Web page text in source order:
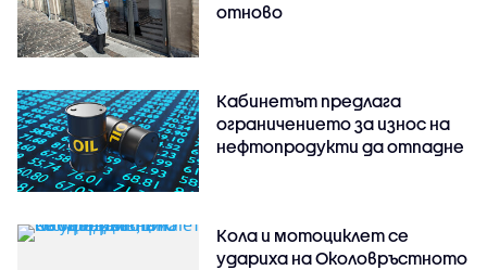
отново
Кабинетът предлага
ограничението за износ на
нефтопродукти да отпадне
Кола и мотоциклет се
удариха на Околовръстното